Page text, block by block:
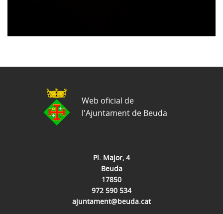
Pl. Major, 4
Beuda
17850
972 590 534
ajuntament@beuda.cat
Web oficial de
l'Ajuntament de Beuda